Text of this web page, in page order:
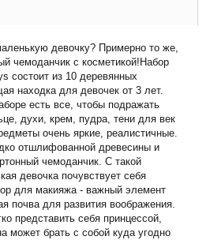
девочку? Примерно то же,
чемоданчик с косметикой!Набор
состоит из 10 деревянных
находка для девочек от 3 лет.
есть все, чтобы подражать
духи, крем, пудра, тени для век
очень яркие, реалистичные.
отшлифованной древесины и
чемоданчик. С такой
девочка почувствует себя
для макияжа - важный элемент
почва для развития воображения.
представить себя принцессой,
может брать с собой куда угодно